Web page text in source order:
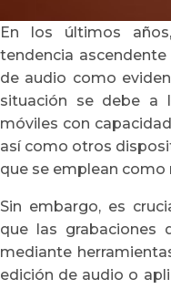
En los últimos
tendencia
de audio como
situación se debe a
móviles con
así como otros
que se emplean
Sin embargo, es
que las grabaciones
mediante
edición de audio o